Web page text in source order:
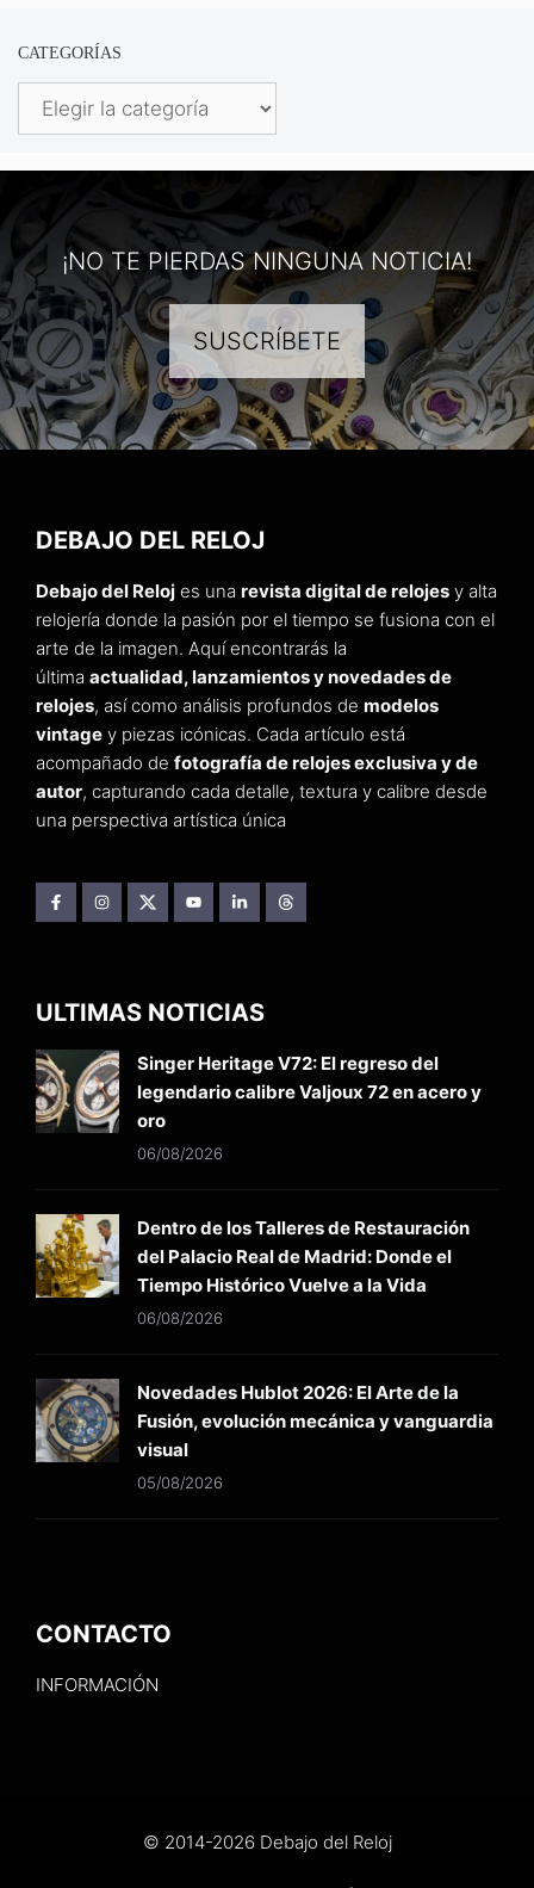
CATEGORÍAS
Categorías
¡NO TE PIERDAS NINGUNA NOTICIA!
SUSCRÍBETE
DEBAJO DEL RELOJ
Debajo del Reloj es una revista digital de relojes y alta
relojería donde la pasión por el tiempo se fusiona con el
arte de la imagen. Aquí encontrarás la
última actualidad, lanzamientos y novedades de
relojes, así como análisis profundos de modelos
vintage y piezas icónicas. Cada artículo está
acompañado de fotografía de relojes exclusiva y de
autor, capturando cada detalle, textura y calibre desde
una perspectiva artística única
ULTIMAS NOTICIAS
Singer Heritage V72: El regreso del
legendario calibre Valjoux 72 en acero y
oro
06/08/2026
Dentro de los Talleres de Restauración
del Palacio Real de Madrid: Donde el
Tiempo Histórico Vuelve a la Vida
06/08/2026
Novedades Hublot 2026: El Arte de la
Fusión, evolución mecánica y vanguardia
visual
05/08/2026
CONTACTO
INFORMACIÓN
© 2014-2026 Debajo del Reloj